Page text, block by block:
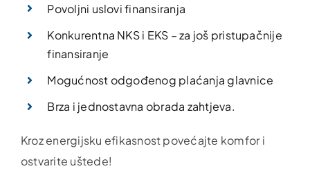
Povoljni uslovi finansiranja
Konkurentna NKS i EKS – za još pristupačnije
finansiranje
Mogućnost odgođenog plaćanja glavnice
Brza i jednostavna obrada zahtjeva.
Kroz energijsku efikasnost povećajte komfor i
ostvarite uštede!